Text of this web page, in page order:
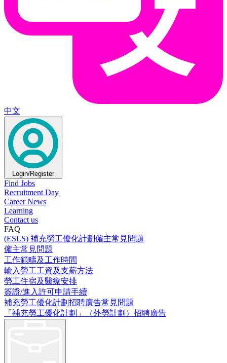
中文
Login/Register
Find Jobs
Recruitment Day
Career News
Learning
Contact us
FAQ
(ESLS) 補充勞工優化計劃僱主常見問題
僱主常見問題
工作範疇及工作時間
輸入勞工工資及支薪方法
勞工住宿及醫療安排
簽證/進入許可申請手續
補充勞工優化計劃招聘廣告常見問題
「補充勞工優化計劃」（外勞計劃）招聘廣告